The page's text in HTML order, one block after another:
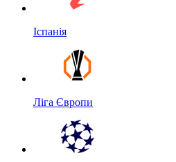
Іспанія
Ліга Європи